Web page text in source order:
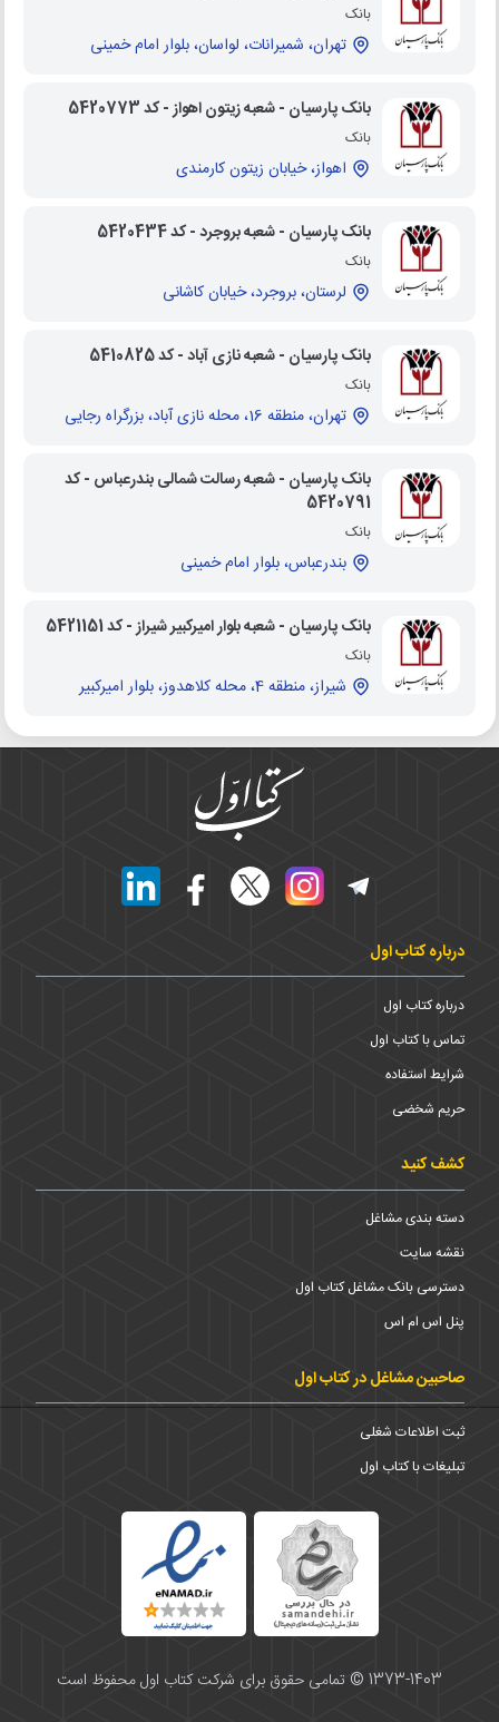
بانک
تهران، شمیرانات، لواسان، بلوار امام خمینی
بانک پارسیان - شعبه زیتون اهواز - کد 5420773
بانک
اهواز، خیابان زیتون کارمندی
بانک پارسیان - شعبه بروجرد - کد 5420434
بانک
لرستان، بروجرد، خیابان کاشانی
بانک پارسیان - شعبه نازی آباد - کد 5410825
بانک
تهران، منطقه 16، محله نازی آباد، بزرگراه رجایی
بانک پارسیان - شعبه رسالت شمالی بندرعباس - کد
5420791
بانک
بندرعباس، بلوار امام خمینی
بانک پارسیان - شعبه بلوار امیرکبیر شیراز - کد 5421151
بانک
شیراز، منطقه 4، محله کلاهدوز، بلوار امیرکبیر
درباره کتاب اول
درباره کتاب اول
تماس با کتاب اول
شرایط استفاده
حریم شخضی
کشف کنید
دسته بندی مشاغل
نقشه سایت
دسترسی بانک مشاغل کتاب اول
پنل اس ام اس
صاحبین مشاغل در کتاب اول
ثبت اطلاعات شغلی
تبلیغات با کتاب اول
1373-1403 © تمامی حقوق برای شرکت کتاب اول محفوظ است